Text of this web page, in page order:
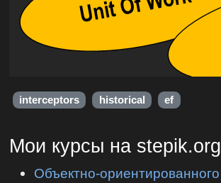
interceptors historical ef
Мои курсы на stepik.org
Объектно-ориентированного